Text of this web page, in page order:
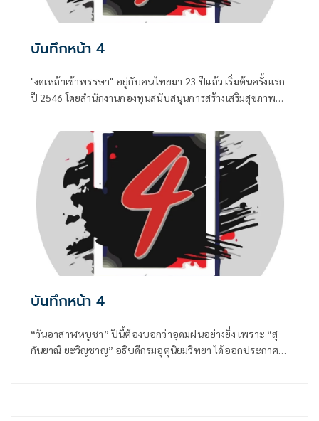
บันทึกหน้า 4
"งดเหล้าเข้าพรรษา" อยู่กับคนไทยมา 23 ปีแล้ว เริ่มต้นครั้งแรก
ปี 2546 โดยสำนักงานกองทุนสนับสนุนการสร้างเสริมสุขภาพ
เมื่อวันที่ 8 กรกฎาคม 2551 ประกาศให้วันเข้าพรรษาของทุกปี
เป็น "วันงดดื่มสุราแห่งชาติ" เพื่อสนับสนุนส่งเสริมให้ประชาชน
งดดื่มเหล้าในช่วงเทศกาลเข้าพรรษา
บันทึกหน้า 4
“วันอาสาฬหบูชา” ปีนี้ต้องบอกว่าอุดมฝนอย่างยิ่ง เพราะ “สุ
กันยาณี ยะวิญชาญ” อธิบดีกรมอุตุนิยมวิทยา ได้ออกประกาศ